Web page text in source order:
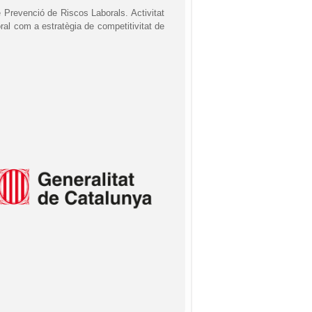
de Riscos Laborals. Activitat
com a estratègia de competitivitat de